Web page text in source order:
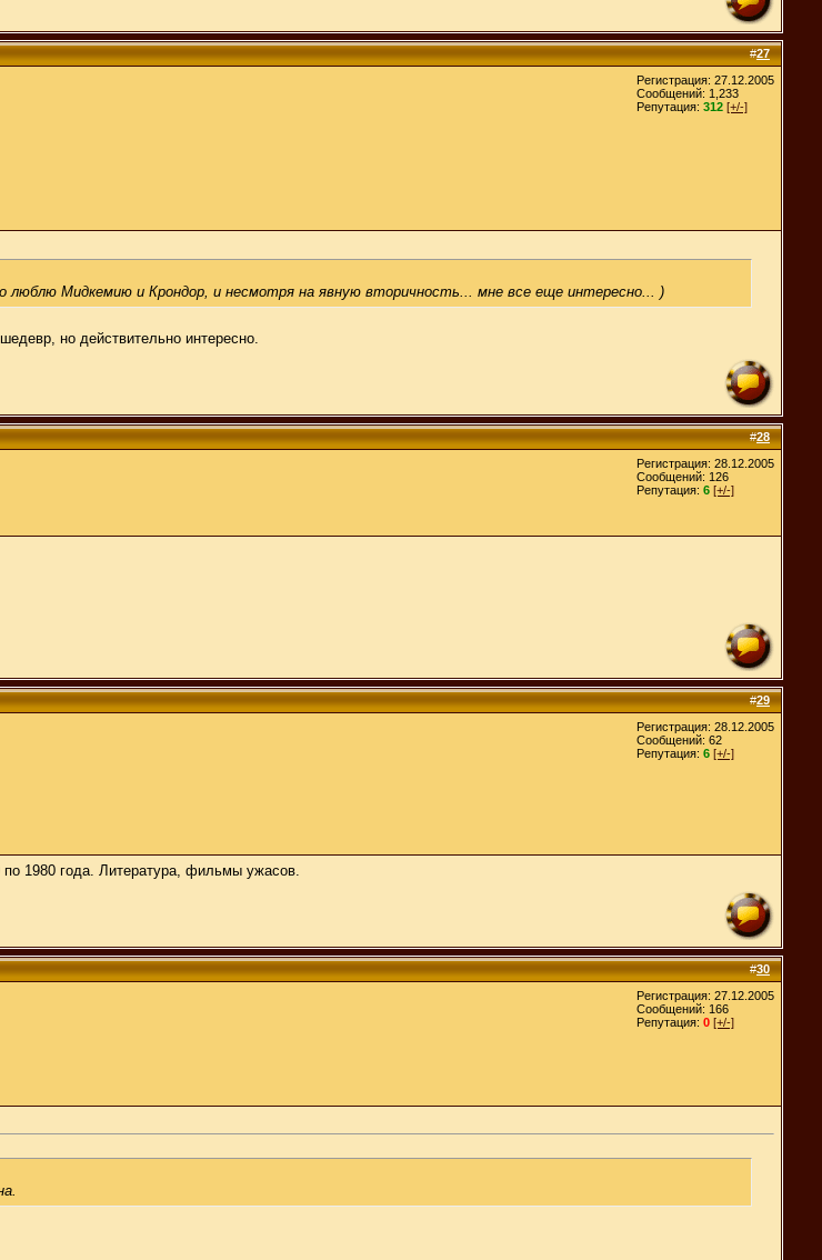
#27
Регистрация: 27.12.2005
Сообщений: 1,233
Репутация: 312 [+/-]
Мидкемию и Крондор, и несмотря на явную вторичность... мне все еще интересно... )
но действительно интересно.
#28
Регистрация: 28.12.2005
Сообщений: 126
Репутация: 6 [+/-]
#29
Регистрация: 28.12.2005
Сообщений: 62
Репутация: 6 [+/-]
1980 года. Литература, фильмы ужасов.
#30
Регистрация: 27.12.2005
Сообщений: 166
Репутация: 0 [+/-]